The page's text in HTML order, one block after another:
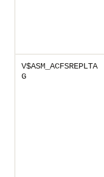
V$ASM_ACFSREPLTA
G